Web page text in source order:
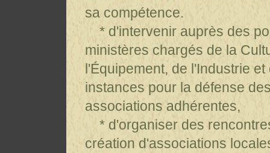
sa compétence.
* d'intervenir auprès des
ministères chargés de la
l'Équipement, de l'Industrie
instances pour la défense
associations adhérentes,
* d'organiser des
création d'associations